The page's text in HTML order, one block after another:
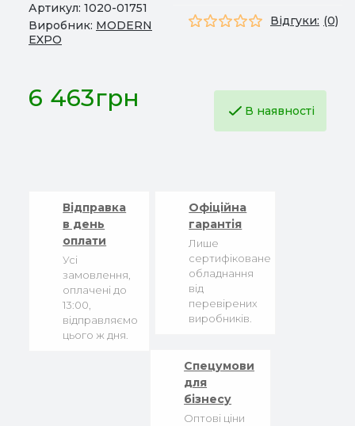
Артикул: 1020-01751
Виробник: MODERN
EXPO
Відгуки: (0)
6 463грн В наявності
Відправка
в день
оплати
Усі
замовлення,
оплачені до
13:00,
відправляємо
цього ж дня.
Офіційна
гарантія
Лише
сертифіковане
обладнання
від
перевірених
виробників.
Спецумови
для
бізнесу
Оптові ціни